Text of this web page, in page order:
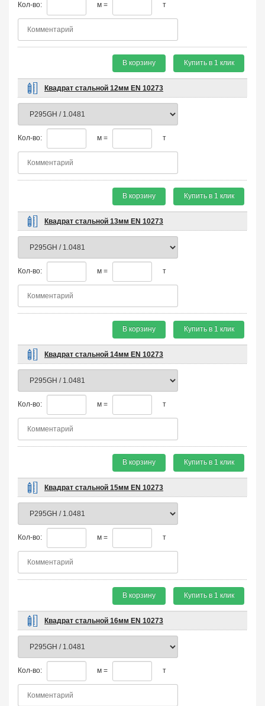
Кол-во: м = т
В корзину Купить в 1 клик
Квадрат стальной 12мм EN 10273
Кол-во: м = т
В корзину Купить в 1 клик
Квадрат стальной 13мм EN 10273
Кол-во: м = т
В корзину Купить в 1 клик
Квадрат стальной 14мм EN 10273
Кол-во: м = т
В корзину Купить в 1 клик
Квадрат стальной 15мм EN 10273
Кол-во: м = т
В корзину Купить в 1 клик
Квадрат стальной 16мм EN 10273
Кол-во: м = т